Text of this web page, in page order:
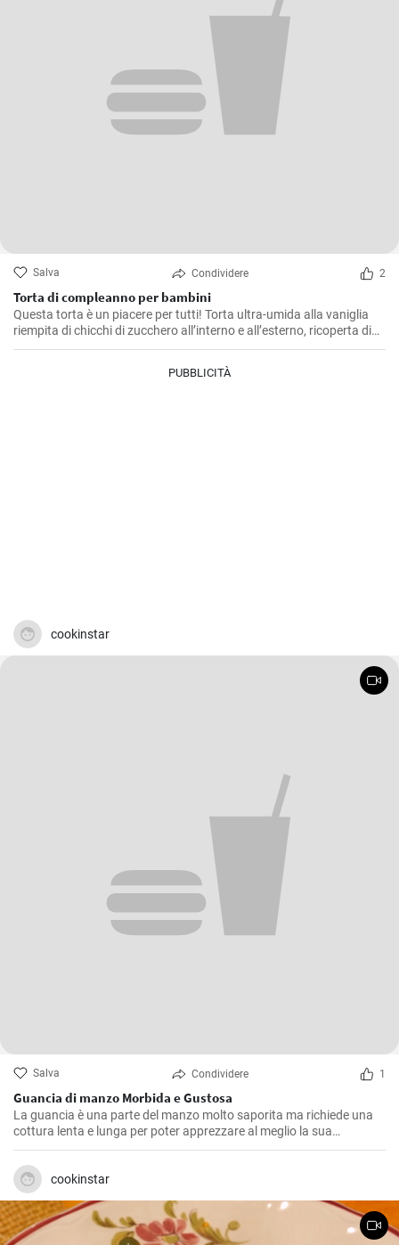
Salva Condividere 2
Torta di compleanno per bambini
Questa torta è un piacere per tutti! Torta ultra-umida alla vaniglia
riempita di chicchi di zucchero all’interno e all’esterno, ricoperta di
crema cremosa al burro di meringa italiana e condita con una
PUBBLICITÀ
cookinstar
Salva Condividere 1
Guancia di manzo Morbida e Gustosa
La guancia è una parte del manzo molto saporita ma richiede una
cottura lenta e lunga per poter apprezzare al meglio la sua
consistenza morbida e il suo sapore pieno. Questa ricetta è stata
ripetuta molte volte nella mia cucina, affinando ogni volta piccoli
dettagli fino a raggiungere quello che, secondo me, è il giusto
equilibrio di sapori.
cookinstar